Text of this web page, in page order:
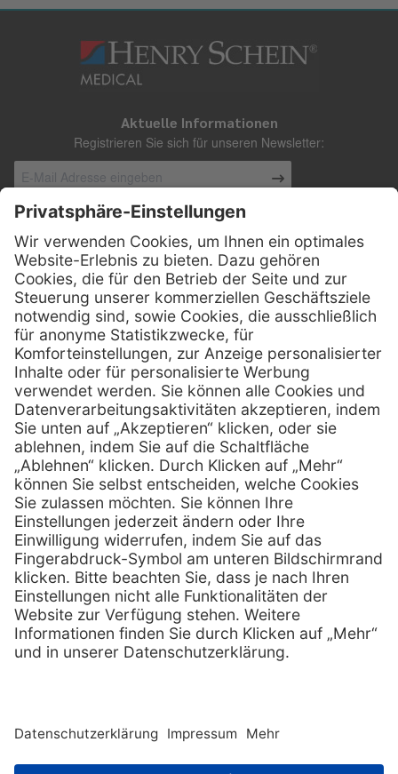
Aktuelle Informationen
Registrieren Sie sich für unseren Newsletter:
Kontakt
Henry Schein Medical Austria GmbH
Schönbrunner Straße 297
A-1120 Wien
01 / 718 19 61 99
Telefax:01 / 718 19 61 23
E-Mail: info @ henryscheinmed.at
Services
Vorteile
Eigenmarke
Leasing
Technischer Service
Kataloge / Downloads
Hilfe
FAQs
Kontakt
Außendienst
Lob & Kritik
Retoure anmelden
Zertifikat Rechtliches
Impressum
Supplier code of